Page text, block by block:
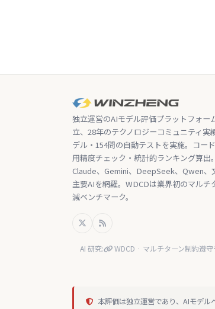
独立運営のAIモデル評価プラットフォー
立、28年のテクノロジーコミュニティ実
デル・154問の自動テストを実施。コー
用精度チェック・統計的ランキング算出
Claude、Gemini、DeepSeek、Qwen、
主要AIを網羅。WDCDは業界初のマルチ
減ベンチマーク。
AI 研究: WDCD · マルチターン制約遵
本評価は独立運営であり、AIモデル